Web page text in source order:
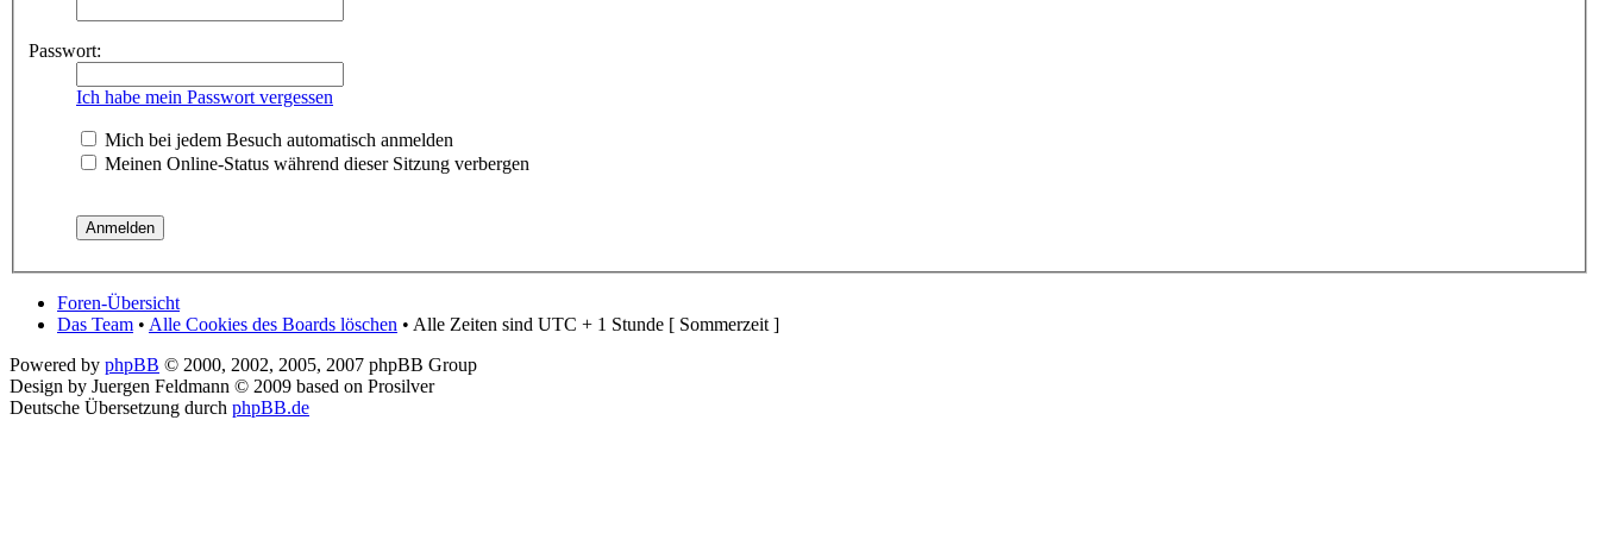
Passwort:
Ich habe mein Passwort vergessen
Mich bei jedem Besuch automatisch anmelden
Meinen Online-Status während dieser Sitzung verbergen
Foren-Übersicht
Das Team • Alle Cookies des Boards löschen • Alle Zeiten sind UTC + 1 Stunde [ Sommerzeit ]
Powered by phpBB © 2000, 2002, 2005, 2007 phpBB Group
Design by Juergen Feldmann © 2009 based on Prosilver
Deutsche Übersetzung durch phpBB.de